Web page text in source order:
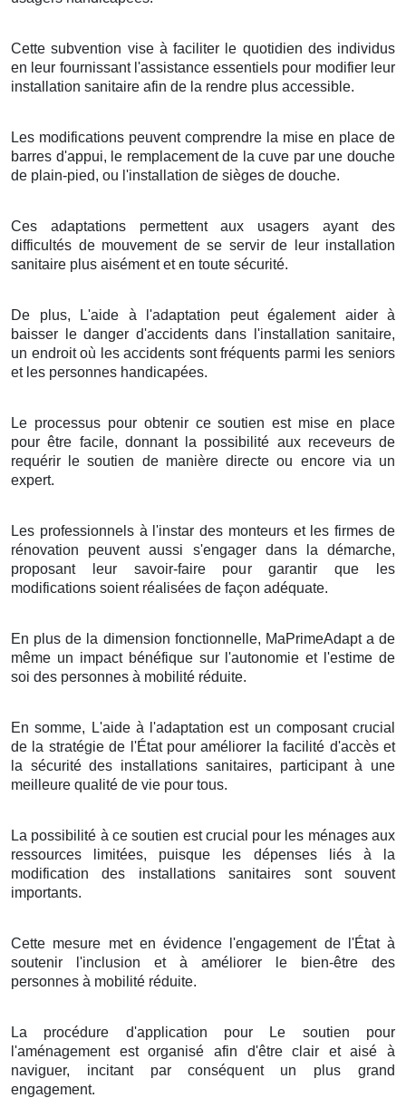
Cette subvention vise à faciliter le quotidien des individus
en leur fournissant l'assistance essentiels pour modifier leur
installation sanitaire afin de la rendre plus accessible.
Les modifications peuvent comprendre la mise en place de
barres d'appui, le remplacement de la cuve par une douche
de plain-pied, ou l'installation de sièges de douche.
Ces adaptations permettent aux usagers ayant des
difficultés de mouvement de se servir de leur installation
sanitaire plus aisément et en toute sécurité.
De plus, L'aide à l'adaptation peut également aider à
baisser le danger d'accidents dans l'installation sanitaire,
un endroit où les accidents sont fréquents parmi les seniors
et les personnes handicapées.
Le processus pour obtenir ce soutien est mise en place
pour être facile, donnant la possibilité aux receveurs de
requérir le soutien de manière directe ou encore via un
expert.
Les professionnels à l'instar des monteurs et les firmes de
rénovation peuvent aussi s'engager dans la démarche,
proposant leur savoir-faire pour garantir que les
modifications soient réalisées de façon adéquate.
En plus de la dimension fonctionnelle, MaPrimeAdapt a de
même un impact bénéfique sur l'autonomie et l'estime de
soi des personnes à mobilité réduite.
En somme, L'aide à l'adaptation est un composant crucial
de la stratégie de l'État pour améliorer la facilité d'accès et
la sécurité des installations sanitaires, participant à une
meilleure qualité de vie pour tous.
La possibilité à ce soutien est crucial pour les ménages aux
ressources limitées, puisque les dépenses liés à la
modification des installations sanitaires sont souvent
importants.
Cette mesure met en évidence l'engagement de l'État à
soutenir l'inclusion et à améliorer le bien-être des
personnes à mobilité réduite.
La procédure d'application pour Le soutien pour
l'aménagement est organisé afin d'être clair et aisé à
naviguer, incitant par conséquent un plus grand
engagement.